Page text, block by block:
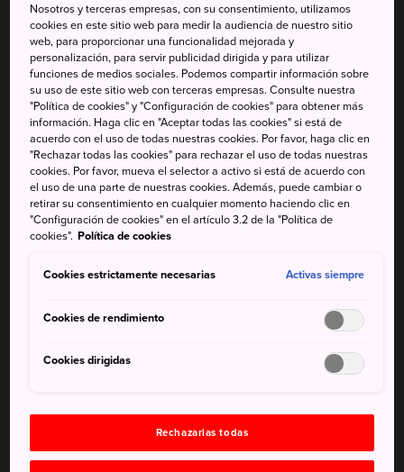
túneles de cerezos en flor en el
centro de Toyama
Este viaje escénico a lo largo del río Matsukawa bordeado
de cerezos ofrece un nuevo giro a una práctica
tradicionalmente sedentaria. No te pierdas la oportunidad
única de disfrutar del hanami en una de las excursiones en
barco disponibles a lo largo del mes de abril. Una
experiencia tan pintoresca de día como espectacular de
noche.
Nosotros y terceras empresas, con su consentimiento, utilizamos
cookies en este sitio web para medir la audiencia de nuestro sitio
web, para proporcionar una funcionalidad mejorada y
personalización, para servir publicidad dirigida y para utilizar
funciones de medios sociales. Podemos compartir información sobre
su uso de este sitio web con terceras empresas. Consulte nuestra
"Política de cookies" y "Configuración de cookies" para obtener más
información. Haga clic en "Aceptar todas las cookies" si está de
acuerdo con el uso de todas nuestras cookies. Por favor, haga clic en
"Rechazar todas las cookies" para rechazar el uso de todas nuestras
cookies. Por favor, mueva el selector a activo si está de acuerdo con
el uso de una parte de nuestras cookies. Además, puede cambiar o
retirar su consentimiento en cualquier momento haciendo clic en
"Configuración de cookies" en el artículo 3.2 de la "Política de
cookies". Política de cookies
Cookies estrictamente necesarias Activas siempre
Cookies de rendimiento
Cookies dirigidas
Rechazarlas todas